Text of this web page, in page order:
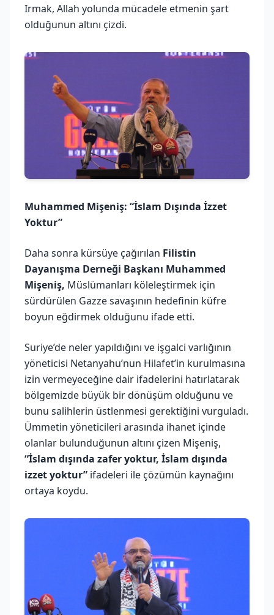
Irmak, Allah yolunda mücadele etmenin şart
olduğunun altını çizdi.
Muhammed Mişeniş: “İslam Dışında İzzet
Yoktur”
Daha sonra kürsüye çağırılan Filistin
Dayanışma Derneği Başkanı Muhammed
Mişeniş, Müslümanları köleleştirmek için
sürdürülen Gazze savaşının hedefinin küfre
boyun eğdirmek olduğunu ifade etti.
Suriye’de neler yapıldığını ve işgalci varlığının
yöneticisi Netanyahu’nun Hilafet’in kurulmasına
izin vermeyeceğine dair ifadelerini hatırlatarak
bölgemizde büyük bir dönüşüm olduğunu ve
bunu salihlerin üstlenmesi gerektiğini vurguladı.
Ümmetin yöneticileri arasında ihanet içinde
olanlar bulunduğunun altını çizen Mişeniş,
“İslam dışında zafer yoktur, İslam dışında
izzet yoktur” ifadeleri ile çözümün kaynağını
ortaya koydu.